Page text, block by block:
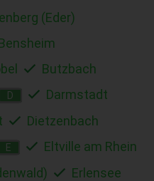
(Eder)
Butzbach
D
Darmstadt
Dietzenbach
E
Eltville am Rhein
Erlensee